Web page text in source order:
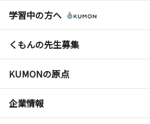
学習中の方へ
くもんの先生募集
KUMONの原点
企業情報